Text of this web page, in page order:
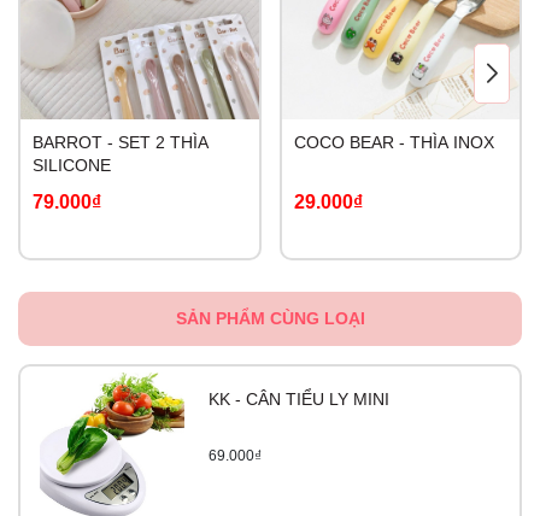
BARROT - SET 2 THÌA
SILICONE
79.000₫
COCO BEAR - THÌA INOX
29.000₫
SẢN PHẨM CÙNG LOẠI
KK - CÂN TIỂU LY MINI
69.000₫